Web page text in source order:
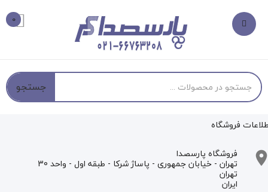
0
جستجو
فروشگاه
فروشگاه پارسصدا
تهران - خیابان جمهوری - پاساژ شرکا - طبقه اول - واحد 30
تهران
ایران